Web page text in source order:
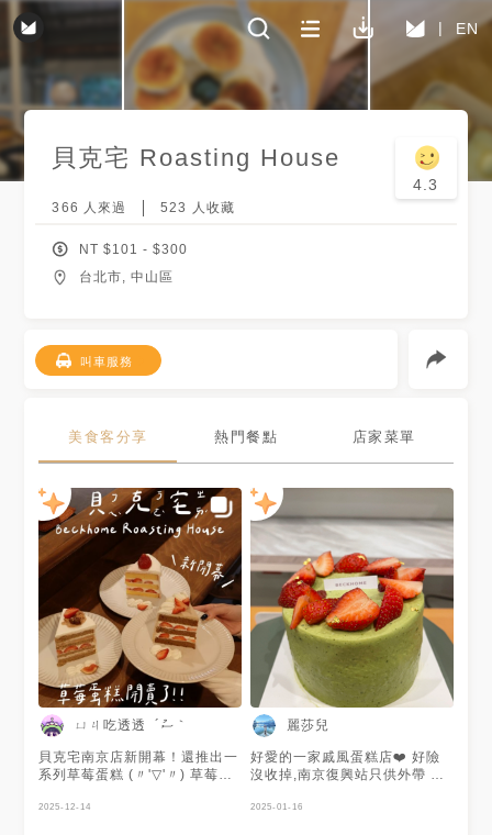
EN
貝克宅 Roasting House
4.3
366 人來過 523 人收藏
NT $101 - $300
台北市, 中山區
叫車服務
美食客分享 熱門餐點 店家菜單
ㄩㄐ吃透透 ´ސު｀
貝克宅南京店新開幕！還推出一
系列草莓蛋糕 (〃'▽'〃) 草莓控
預定位子＋提前預留品項，不然
2025-12-14
麗莎兒
好愛的一家戚風蛋糕店❤️ 好險
沒收掉,南京復興站只供外帶 忠
先訂位喔～ #有切片#最小4.5吋
2025-01-16